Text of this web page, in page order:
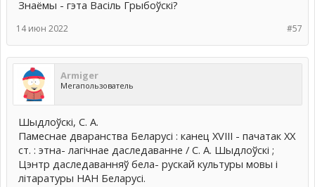
Знаёмы - гэта Васіль Грыбоўскі?
#57
14 июн 2022
Armiger
Мегапользователь
Шыдлоўскі, С. А.
Памеснае дваранства Беларусі : канец XVIII - пачатак XX
ст. : этна- лагічнае даследаванне / С. А. Шыдлоўскі ;
Цэнтр даследаванняў бела- рускай культуры мовы і
літаратуры НАН Беларусі.